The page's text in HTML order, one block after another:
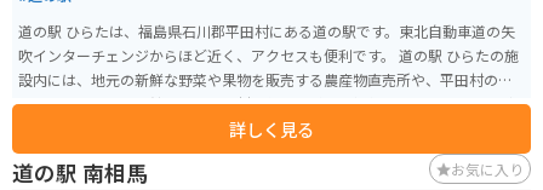
道の駅 ひらたは、福島県石川郡平田村にある道の駅です。東北自動車道の矢
吹インターチェンジからほど近く、アクセスも便利です。 道の駅 ひらたの施
設内には、地元の新鮮な野菜や果物を販売する農産物直売所や、平田村の特
産品を販売する物産館、地元の食材を使った料理を提供するレストランなど
ペースが設けられています。また、周辺には、芝桜の名所として知られるジ
ュピアランドひらたや、温泉施設のユラックス熱海など、観光スポットも充
詳しく見る
道の駅 南相馬 お気に入り